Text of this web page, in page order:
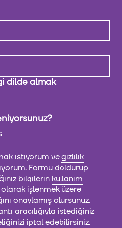
dilde almak
istiyorum vegizlilik
Formu doldurup
bilgilerin kullanım
işlenmek üzere
onaylamış olursunuz.
aracılığıyla istediğiniz
iptal edebilirsiniz.